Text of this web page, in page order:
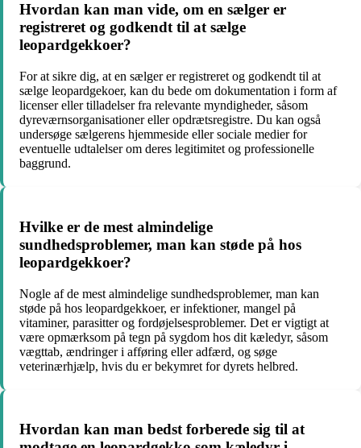
Hvordan kan man vide, om en sælger er
registreret og godkendt til at sælge
leopardgekkoer?
For at sikre dig, at en sælger er registreret og godkendt til at
sælge leopardgekoer, kan du bede om dokumentation i form af
licenser eller tilladelser fra relevante myndigheder, såsom
dyreværnsorganisationer eller opdrætsregistre. Du kan også
undersøge sælgerens hjemmeside eller sociale medier for
eventuelle udtalelser om deres legitimitet og professionelle
baggrund.
Hvilke er de mest almindelige
sundhedsproblemer, man kan støde på hos
leopardgekkoer?
Nogle af de mest almindelige sundhedsproblemer, man kan
støde på hos leopardgekkoer, er infektioner, mangel på
vitaminer, parasitter og fordøjelsesproblemer. Det er vigtigt at
være opmærksom på tegn på sygdom hos dit kæledyr, såsom
vægttab, ændringer i afføring eller adfærd, og søge
veterinærhjælp, hvis du er bekymret for dyrets helbred.
Hvordan kan man bedst forberede sig til at